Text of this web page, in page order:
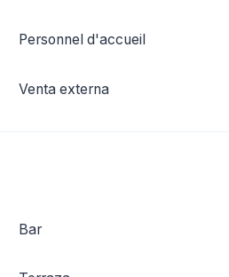
Personnel d'accueil
Venta externa
Bar